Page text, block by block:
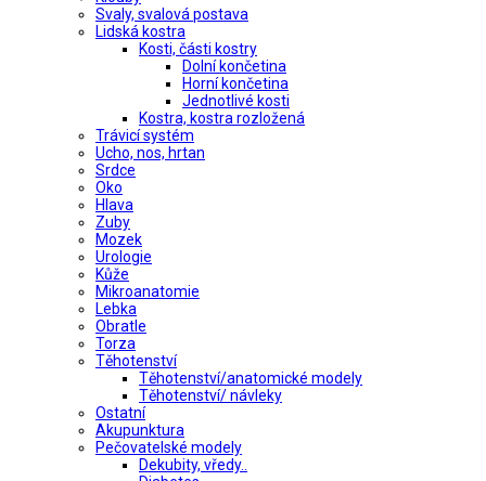
Svaly, svalová postava
Lidská kostra
Kosti, části kostry
Dolní končetina
Horní končetina
Jednotlivé kosti
Kostra, kostra rozložená
Trávicí systém
Ucho, nos, hrtan
Srdce
Oko
Hlava
Zuby
Mozek
Urologie
Kůže
Mikroanatomie
Lebka
Obratle
Torza
Těhotenství
Těhotenství/anatomické modely
Těhotenství/ návleky
Ostatní
Akupunktura
Pečovatelské modely
Dekubity, vředy..